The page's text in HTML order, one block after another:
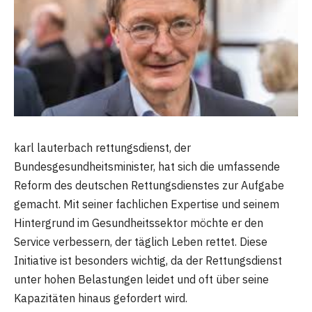
karl lauterbach rettungsdienst, der
Bundesgesundheitsminister, hat sich die umfassende
Reform des deutschen Rettungsdienstes zur Aufgabe
gemacht. Mit seiner fachlichen Expertise und seinem
Hintergrund im Gesundheitssektor möchte er den
Service verbessern, der täglich Leben rettet. Diese
Initiative ist besonders wichtig, da der Rettungsdienst
unter hohen Belastungen leidet und oft über seine
Kapazitäten hinaus gefordert wird.